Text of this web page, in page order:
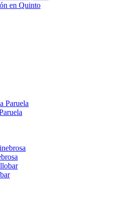
en Quinto